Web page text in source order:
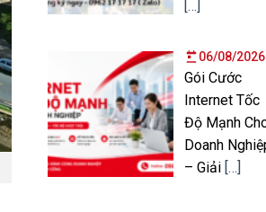
[…]
06/08/2026
Gói Cước
Internet Tốc
Độ Mạnh
Doanh
– Giải […]